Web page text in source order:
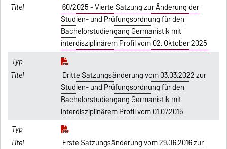
60/2025 - Vierte Satzung zur Änderung der
Studien- und Prüfungsordnung für den
Bachelorstudiengang Germanistik mit
interdisziplinärem Profil vom 02. Oktober 2025
Dritte Satzungsänderung vom 03.03.2022 zur
Studien- und Prüfungsordnung für den
Bachelorstudiengang Germanistik mit
interdisziplinärem Profil vom 01.07.2015
Erste Satzungsänderung vom 29.06.2016 zur